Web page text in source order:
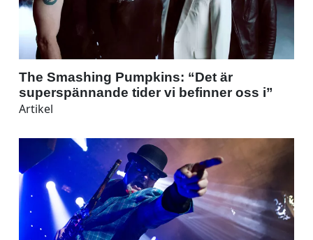
The Smashing Pumpkins: “Det är
superspännande tider vi befinner oss i”
Artikel